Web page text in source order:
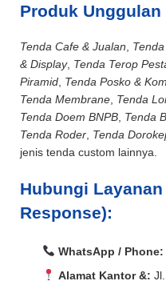
Produk Unggulan
Tenda Cafe & Jualan
& Display, Tenda Terop
Piramid Tenda Posko &
Tenda Membrane Tenda
Tenda Doem BNPB Tenda
Tenda Roder Tenda
jenis tenda custom lainnya.
Hubungi
Response):
WhatsApp / Phone:
Alamat Kantor &: